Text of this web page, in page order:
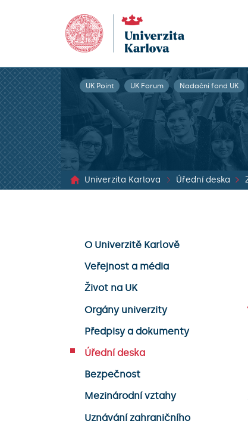
UK Point UK Forum Nadační fond UK
Univerzita Karlova Úřední deska
O Univerzitě Karlově
Veřejnost a média
Život na UK
Orgány univerzity
Předpisy a dokumenty
Úřední deska
Bezpečnost
Mezinárodní vztahy
Uznávání zahraničního